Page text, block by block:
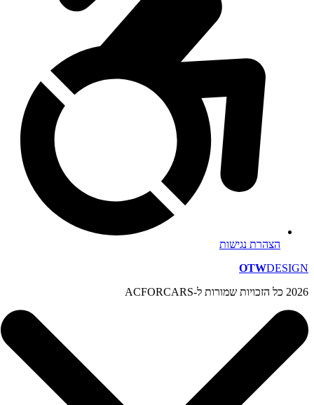
הצהרת נגישות
OTWDESIGN
2026 כל הזכויות שמורות ל-ACFORCARS